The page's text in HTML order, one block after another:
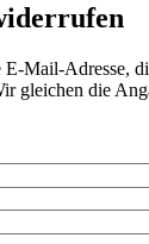
E-Mail-Adresse,
gleichen die